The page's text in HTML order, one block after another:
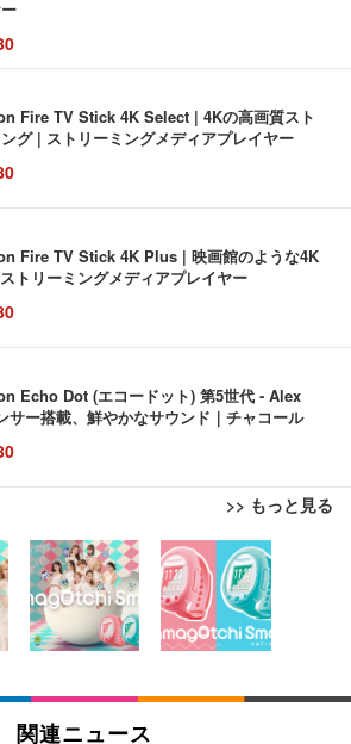
Fire TV Stick 4K Select | 4Kの高画質スト
ング | ストリーミングメディアプレイヤー
Fire TV Stick 4K Plus | 映画館のような4K
トリーミングメディアプレイヤー
Echo Dot (エコードット) 第5世代 - Alex
サー搭載、鮮やかなサウンド｜チャコール
>> もっと見る
オフィスチェア 椅子 テレワーク 疲れな
げ式アームレスト コンパクト 約105度ロッ
事務椅子 360度回転 座面昇降 強化ナイロ
ース 通気性メッシュ 在宅ワーク H-WY01
枠+黒足)
B100 オフィスチェア／デスクチェア メッシ
ア 人間工学 疲れない ブラック
ジネス向けプレミアムモニター | FlexScan
WT | 31.5型4K UHD・USB Type-C・ホワ
ジネス向けプレミアムモニター | FlexScan
ベーシック ペットシーツ 薄型 レギュラー 1
て 無香料 ホワイト 300枚
ベーシック ペットシーツ 厚型 ワイド 42枚
枚) ホワイト(吸収面:ライトブルー)
関連ニュース